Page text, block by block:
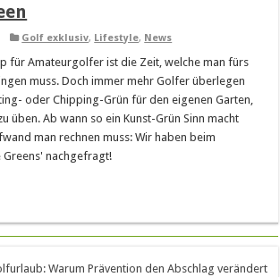
Golf exklusiv, Lifestyle, News
für Amateurgolfer ist die Zeit, welche man fürs
muss. Doch immer mehr Golfer überlegen
oder Chipping-Grün für den eigenen Garten,
üben. Ab wann so ein Kunst-Grün Sinn macht
man rechnen muss: Wir haben beim
nachgefragt!
Warum Prävention den Abschlag verändert